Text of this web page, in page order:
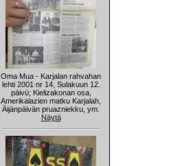
Oma Mua - Karjalan rahvahan
lehti 2001 nr 14, Sulakuun 12.
päivü; Kielizakonan osa,
Amerikalazien matku Karjalah,
Äijänpäivän pruazniekku, ym.
Näytä